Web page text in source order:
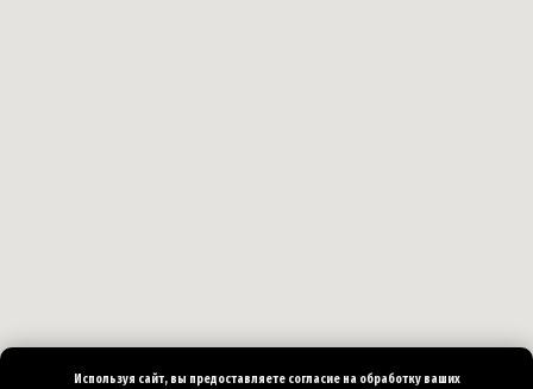
Используя сайт, вы предоставляете согласие на обработку ваших